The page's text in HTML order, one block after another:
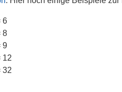
6
8
9
12
32